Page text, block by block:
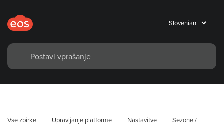
Vse zbirke Upravljanje platforme Nastavitve
Sezone /